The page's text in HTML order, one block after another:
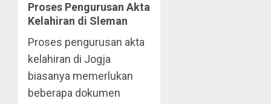
Proses Pengurusan Akta
Kelahiran di Sleman
Proses pengurusan akta
kelahiran di Jogja
biasanya memerlukan
beberapa dokumen